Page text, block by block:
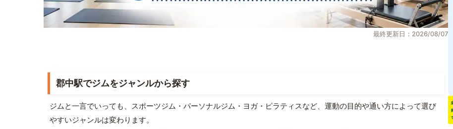
最終更新日：2026/08/07
郡中駅でジムをジャンルから探す
ジムと一言でいっても、スポーツジム・パーソナルジム・ヨガ・ピラティスなど、運動の目的や通い方によって選び
やすいジャンルは変わります。